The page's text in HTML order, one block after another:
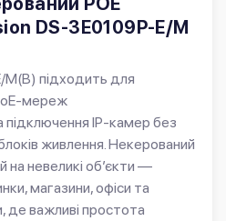
DS-3E0109P-E/M
підходить для
мереж
IP-камер без
живлення. Некерований
на невеликі об’єкти —
магазини, офіси та
де важливі простота